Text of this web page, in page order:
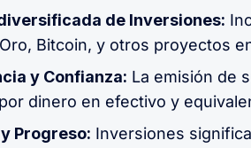
de Inversiones:
Bitcoin, y otros proyectos
y Confianza: La emisión de
dinero en efectivo y
Progreso: Inversiones